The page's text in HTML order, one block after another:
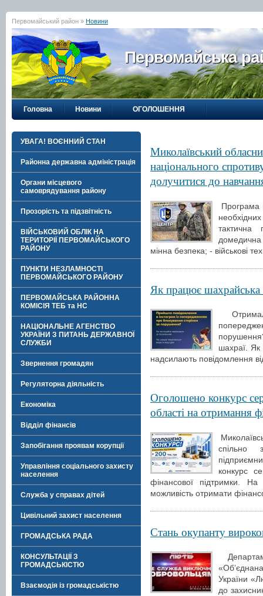
Первомайський район » Новини
Первомайська
Головна Новини ОГОЛОШЕННЯ
УВАГА! ВОЄННИЙ СТАН
Районна державна адміністрація
Органи місцевого
самоврядування району
Прозорість та підзвітність
ВІЙСЬКОВИЙ ОБЛІК НА
ТЕРИТОРІЇ ПЕРВОМАЙСЬКОГО
РАЙОНУ
ПУНКТИ НЕЗЛАМНОСТІ
ПЕРВОМАЙСЬКОГО РАЙОНУ
ПЕРВОМАЙСЬКА РАЙОННА
КОМІСІЯ ТЕБ та НС
НАЦІОНАЛЬНЕ АГЕНСТВО
УКРАЇНИ З ПИТАНЬ ДЕРЖАВНОЇ
СЛУЖБИ
Звернення громадян
Регуляторна діяльність
Економіка
Відділ фінансів
Запобігання проявам корупції
Управління соціального захисту
населення
Служба у справах дітей
Цивільний захист населення
ГРОМАДСЬКА РАДА
КОНСУЛЬТАЦІЇ З
ГРОМАДСЬКІСТЮ
Взаємодія із громадськістю
Миколаївський
національного
долучитися до
Програма
тактична
мінна безпека; - військові
Як працює шахрайська
шахраї.
надсилають повідомлення
Оголошено конкурс
області на отримання
спільно
конкурс
фінансової підтримки.
можливість отримати
Стань окупанту
України
до